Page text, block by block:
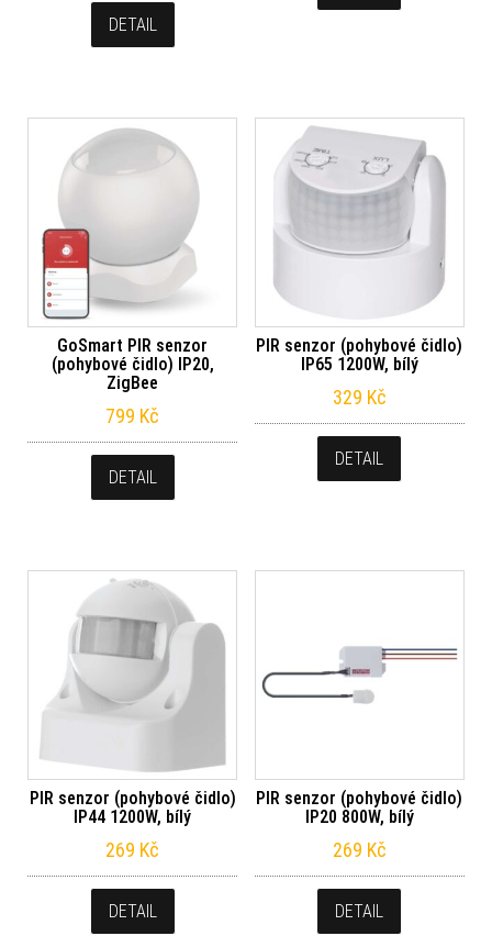
DETAIL
GoSmart PIR senzor
(pohybové čidlo) IP20,
ZigBee
799 Kč
DETAIL
PIR senzor (pohybové čidlo)
IP65 1200W, bílý
329 Kč
DETAIL
PIR senzor (pohybové čidlo)
IP44 1200W, bílý
269 Kč
DETAIL
PIR senzor (pohybové čidlo)
IP20 800W, bílý
269 Kč
DETAIL